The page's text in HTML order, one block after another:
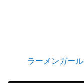
ラーメンガール